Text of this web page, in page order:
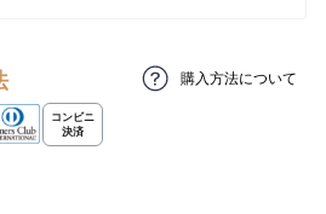
購入方法について